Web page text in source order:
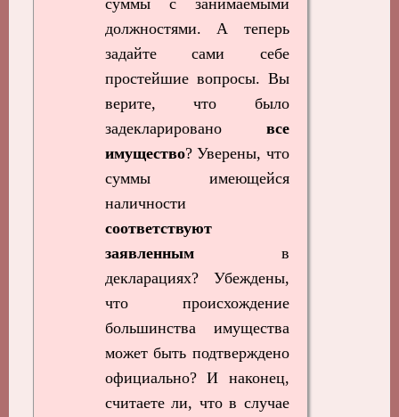
должностями. А теперь
задайте сами себе
простейшие вопросы. Вы
верите, что было
задекларировано все
имущество? Уверены, что
суммы имеющейся
наличности
соответствуют
заявленным в
декларациях? Убеждены,
что происхождение
большинства имущества
может быть подтверждено
официально? И наконец,
считаете ли, что в случае